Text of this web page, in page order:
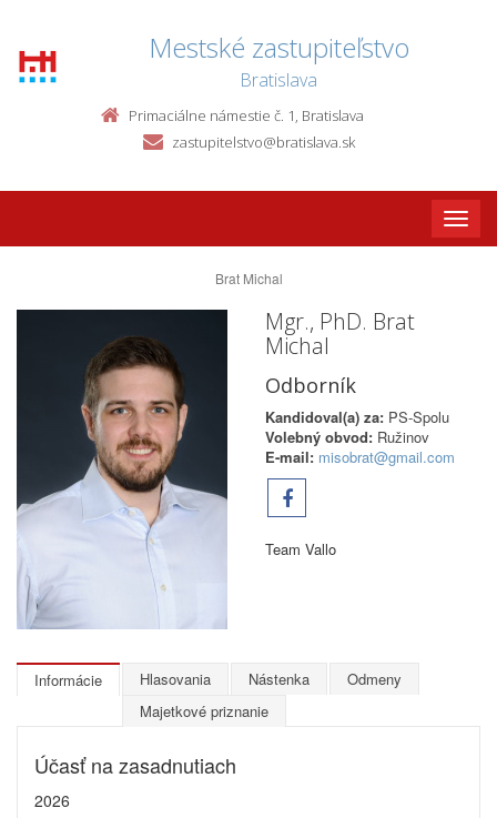
Mestské zastupiteľstvo
Bratislava
Primaciálne námestie č. 1, Bratislava
zastupitelstvo@bratislava.sk
Toggle
Brat Michal
Mgr., PhD. Brat
Michal
Odborník
Kandidoval(a) za: PS-Spolu
Volebný obvod: Ružinov
E-mail: misobrat@gmail.com
Team Vallo
Informácie Hlasovania Nástenka
Odmeny
Majetkové priznanie
Účasť na zasadnutiach
2026